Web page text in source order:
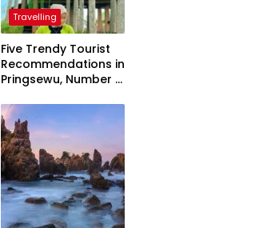
Travelling
Five Trendy Tourist
Recommendations in
Pringsewu, Number 3
President